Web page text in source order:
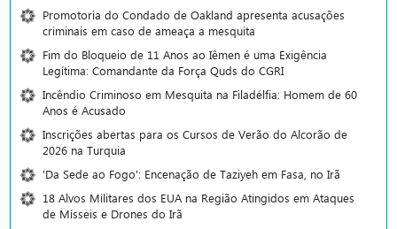
Promotoria do Condado de Oakland apresenta acusações
criminais em caso de ameaça a mesquita
Fim do Bloqueio de 11 Anos ao Iêmen é uma Exigência
Legítima: Comandante da Força Quds do CGRI
Incêndio Criminoso em Mesquita na Filadélfia: Homem de 60
Anos é Acusado
Inscrições abertas para os Cursos de Verão do Alcorão de
2026 na Turquia
'Da Sede ao Fogo': Encenação de Taziyeh em Fasa, no Irã
18 Alvos Militares dos EUA na Região Atingidos em Ataques
de Mísseis e Drones do Irã